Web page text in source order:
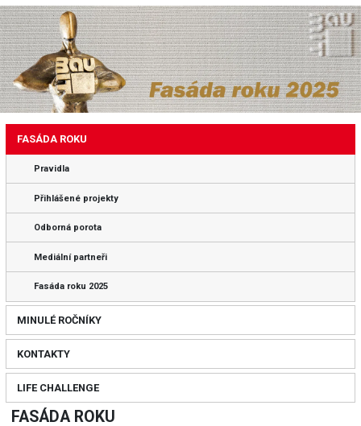
FASÁDA ROKU
Pravidla
Přihlášené projekty
Odborná porota
Mediální partneři
Fasáda roku 2025
MINULÉ ROČNÍKY
KONTAKTY
LIFE CHALLENGE
FASÁDA ROKU